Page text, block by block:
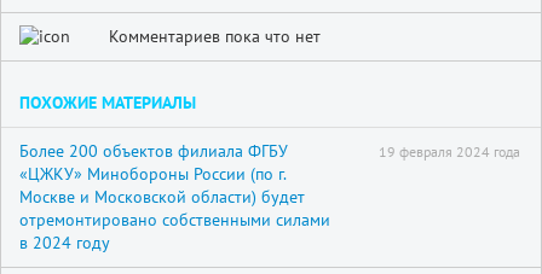
Комментариев пока что нет
ПОХОЖИЕ МАТЕРИАЛЫ
Более 200 объектов филиала ФГБУ
«ЦЖКУ» Минобороны России (по г.
Москве и Московской области) будет
отремонтировано собственными силами
в 2024 году
19 февраля 2024 года